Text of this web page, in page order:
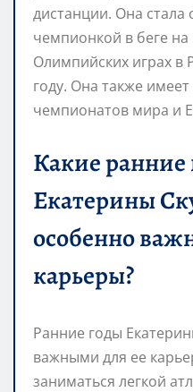
дистанции. Она стала
чемпионкой в беге
Олимпийских играх в
году. Она также
чемпионатов мира и
Какие ранние
Екатерины
особенно
карьеры?
Ранние годы
важными для ее
заниматься легкой